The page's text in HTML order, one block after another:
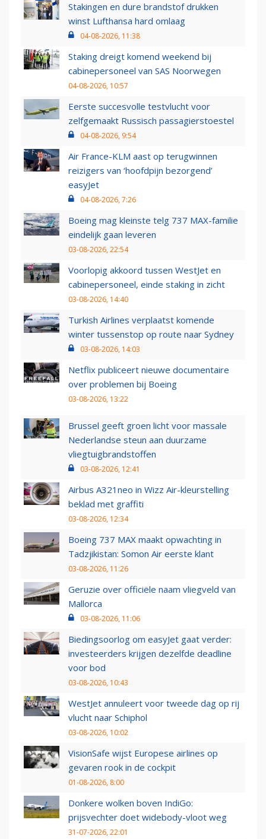
Stakingen en dure brandstof drukken
winst Lufthansa hard omlaag
04-08-2026, 11:38
Staking dreigt komend weekend bij
cabinepersoneel van SAS Noorwegen
04-08-2026, 10:57
Eerste succesvolle testvlucht voor
zelfgemaakt Russisch passagierstoestel
04-08-2026, 9:54
Air France-KLM aast op terugwinnen
reizigers van ‘hoofdpijn bezorgend’
easyJet
04-08-2026, 7:26
Boeing mag kleinste telg 737 MAX-familie
eindelijk gaan leveren
03-08-2026, 22:54
Voorlopig akkoord tussen WestJet en
cabinepersoneel, einde staking in zicht
03-08-2026, 14:40
Turkish Airlines verplaatst komende
winter tussenstop op route naar Sydney
03-08-2026, 14:03
Netflix publiceert nieuwe documentaire
over problemen bij Boeing
03-08-2026, 13:22
Brussel geeft groen licht voor massale
Nederlandse steun aan duurzame
vliegtuigbrandstoffen
03-08-2026, 12:41
Airbus A321neo in Wizz Air-kleurstelling
beklad met graffiti
03-08-2026, 12:34
Boeing 737 MAX maakt opwachting in
Tadzjikistan: Somon Air eerste klant
03-08-2026, 11:26
Geruzie over officiële naam vliegveld van
Mallorca
03-08-2026, 11:06
Biedingsoorlog om easyJet gaat verder:
investeerders krijgen dezelfde deadline
voor bod
03-08-2026, 10:43
WestJet annuleert voor tweede dag op rij
vlucht naar Schiphol
03-08-2026, 10:02
VisionSafe wijst Europese airlines op
gevaren rook in de cockpit
01-08-2026, 8:00
Donkere wolken boven IndiGo:
prijsvechter doet widebody-vloot weg
31-07-2026, 22:01